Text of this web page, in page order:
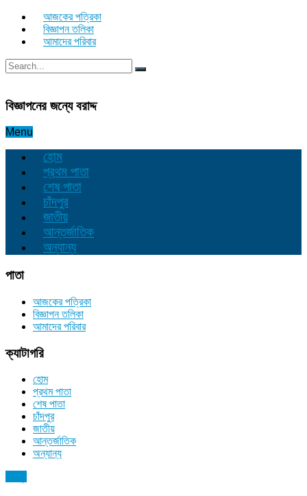
আজকের পত্রিকা
বিজ্ঞাপন তলিকা
আমাদের পরিবার
বিজ্ঞাপনের জন্যে বরাদ্দ
Menu
হোম
প্রথম পাতা
শেষ পাতা
চাঁদপুর
জাতীয়
আন্তর্জাতিক
অন্যান্য
পাতা
আজকের পত্রিকা
বিজ্ঞাপন তলিকা
আমাদের পরিবার
ক্যাটাগরি
হোম
প্রথম পাতা
শেষ পাতা
চাঁদপুর
জাতীয়
আন্তর্জাতিক
অন্যান্য